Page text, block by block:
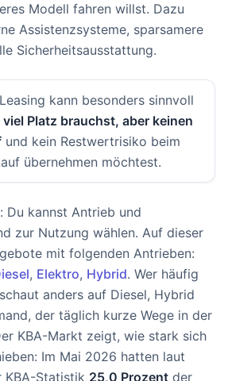
Modell fahren willst. Dazu
Assistenzsysteme, sparsamere
Sicherheitsausstattung.
kann besonders sinnvoll
viel Platz brauchst, aber keinen
und kein Restwertrisiko beim
übernehmen möchtest.
Du kannst Antrieb und
zur Nutzung wählen. Auf dieser
mit folgenden Antrieben:
, Elektro, Hybrid. Wer häufig
anders auf Diesel, Hybrid
der täglich kurze Wege in der
KBA-Markt zeigt, wie stark sich
Im Mai 2026 hatten laut
KBA-Statistik 25,0 Prozent der